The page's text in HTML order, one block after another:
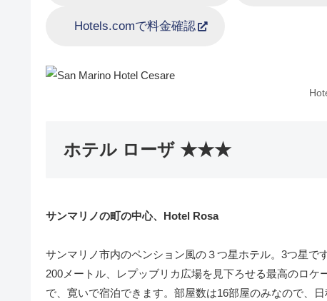
Hotels.comで料金確認
ホテル ローザ ★★★
サンマリノの町の中心、Hotel Rosa
サンマリノ市内のペンション風の３つ星ホテル。3つ星
200メートル、レプッブリカ広場を見下ろせる最高のロ
で、寛いで宿泊できます。部屋数は16部屋のみなので、